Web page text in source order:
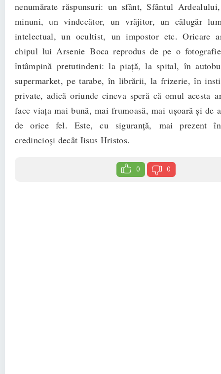
nenumărate răspunsuri: un sfânt, Sfântul
minuni, un vindecător, un vrăjitor, un călugăr
intelectual, un ocultist,un impostor etc. Oricare
chipul lui ArsenieBoca reprodus de pe o
întâmpinăpretutindeni: la piaţă, la spital, în
supermarket, pe tarabe, în librării, la frizerie, în
private, adică oriunde cineva speră că omul acesta
face viaţa mai bună, mai frumoasă, maiuşoară şi de
de orice fel. Este, cu siguranţă, mai prezent
credincioşi decât Iisus Hristos.
0 0